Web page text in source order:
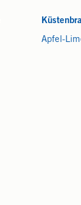
Apfel-